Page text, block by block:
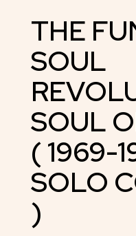
THE
SOUL
SOUL
( 1969-
SOLO
)